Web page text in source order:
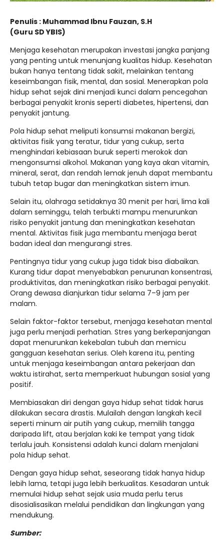
Penulis : Muhammad Ibnu Fauzan, S.H
(Guru SD YBIS)
Menjaga kesehatan merupakan investasi jangka panjang
yang penting untuk menunjang kualitas hidup. Kesehatan
bukan hanya tentang tidak sakit, melainkan tentang
keseimbangan fisik, mental, dan sosial. Menerapkan pola
hidup sehat sejak dini menjadi kunci dalam pencegahan
berbagai penyakit kronis seperti diabetes, hipertensi, dan
penyakit jantung.
Pola hidup sehat meliputi konsumsi makanan bergizi,
aktivitas fisik yang teratur, tidur yang cukup, serta
menghindari kebiasaan buruk seperti merokok dan
mengonsumsi alkohol. Makanan yang kaya akan vitamin,
mineral, serat, dan rendah lemak jenuh dapat membantu
tubuh tetap bugar dan meningkatkan sistem imun.
Selain itu, olahraga setidaknya 30 menit per hari, lima kali
dalam seminggu, telah terbukti mampu menurunkan
risiko penyakit jantung dan meningkatkan kesehatan
mental. Aktivitas fisik juga membantu menjaga berat
badan ideal dan mengurangi stres.
Pentingnya tidur yang cukup juga tidak bisa diabaikan.
Kurang tidur dapat menyebabkan penurunan konsentrasi,
produktivitas, dan meningkatkan risiko berbagai penyakit.
Orang dewasa dianjurkan tidur selama 7–9 jam per
malam.
Selain faktor-faktor tersebut, menjaga kesehatan mental
juga perlu menjadi perhatian. Stres yang berkepanjangan
dapat menurunkan kekebalan tubuh dan memicu
gangguan kesehatan serius. Oleh karena itu, penting
untuk menjaga keseimbangan antara pekerjaan dan
waktu istirahat, serta memperkuat hubungan sosial yang
positif.
Membiasakan diri dengan gaya hidup sehat tidak harus
dilakukan secara drastis. Mulailah dengan langkah kecil
seperti minum air putih yang cukup, memilih tangga
daripada lift, atau berjalan kaki ke tempat yang tidak
terlalu jauh. Konsistensi adalah kunci dalam menjalani
pola hidup sehat.
Dengan gaya hidup sehat, seseorang tidak hanya hidup
lebih lama, tetapi juga lebih berkualitas. Kesadaran untuk
memulai hidup sehat sejak usia muda perlu terus
disosialisasikan melalui pendidikan dan lingkungan yang
mendukung.
Sumber: